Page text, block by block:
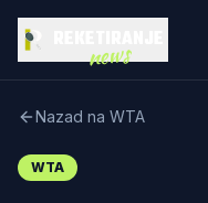
news
Nazad na WTA
WTA